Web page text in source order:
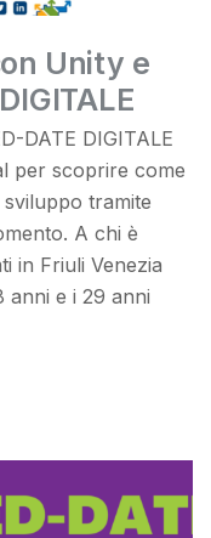
Unity e
DATE DIGITALE
per scoprire come
sviluppo tramite
A chi è
in Friuli Venezia
anni e i 29 anni